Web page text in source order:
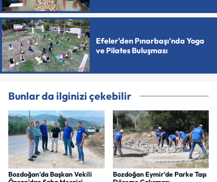
Efeler'den Pınarbaşı'nda Yoga
ve Pilates Buluşması
Bunlar da ilginizi çekebilir
Bozdoğan'da Başkan Vekili
Bozdoğan Eymir'de Parke Taşı